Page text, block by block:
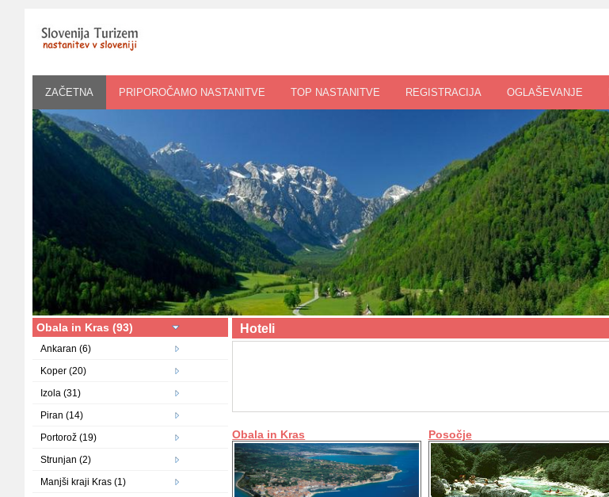
ZAČETNA PRIPOROČAMO NASTANITVE TOP NASTANITVE REGISTRACIJA OGLAŠEVANJE
Obala in Kras (93)
Ankaran (6)
Koper (20)
Izola (31)
Piran (14)
Portorož (19)
Strunjan (2)
Manjši kraji Kras (1)
Hoteli
Obala in Kras Posočje